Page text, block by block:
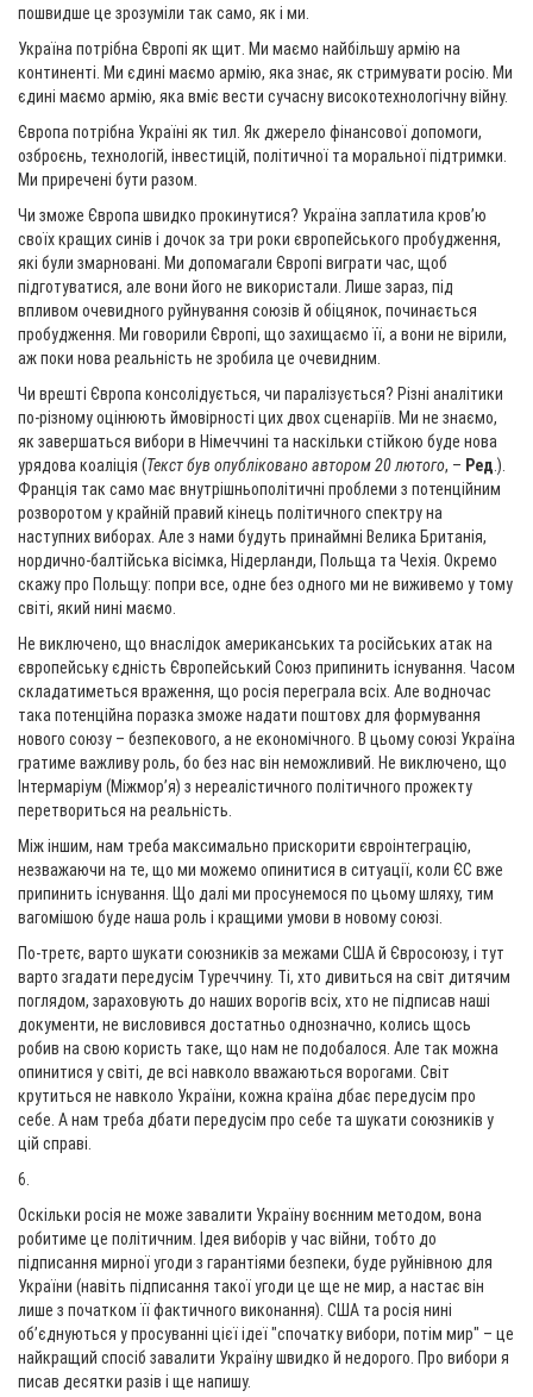
пошвидше це зрозуміли так само, як і ми.
Україна потрібна Європі як щит. Ми маємо найбільшу армію на
континенті. Ми єдині маємо армію, яка знає, як стримувати росію. Ми
єдині маємо армію, яка вміє вести сучасну високотехнологічну війну.
Європа потрібна Україні як тил. Як джерело фінансової допомоги,
озброєнь, технологій, інвестицій, політичної та моральної підтримки.
Ми приречені бути разом.
Чи зможе Європа швидко прокинутися? Україна заплатила кров’ю
своїх кращих синів і дочок за три роки європейського пробудження,
які були змарновані. Ми допомагали Європі виграти час, щоб
підготуватися, але вони його не використали. Лише зараз, під
впливом очевидного руйнування союзів й обіцянок, починається
пробудження. Ми говорили Європі, що захищаємо її, а вони не вірили,
аж поки нова реальність не зробила це очевидним.
Чи врешті Європа консолідується, чи паралізується? Різні аналітики
по-різному оцінюють ймовірності цих двох сценаріїв. Ми не знаємо,
як завершаться вибори в Німеччині та наскільки стійкою буде нова
урядова коаліція (Текст був опубліковано автором 20 лютого, – Ред .).
Франція так само має внутрішньополітичні проблеми з потенційним
розворотом у крайній правий кінець політичного спектру на
наступних виборах. Але з нами будуть принаймні Велика Британія,
нордично-балтійська вісімка, Нідерланди, Польща та Чехія. Окремо
скажу про Польщу: попри все, одне без одного ми не виживемо у тому
світі, який нині маємо.
Не виключено, що внаслідок американських та російських атак на
європейську єдність Європейський Союз припинить існування. Часом
складатиметься враження, що росія переграла всіх. Але водночас
така потенційна поразка зможе надати поштовх для формування
нового союзу – безпекового, а не економічного. В цьому союзі Україна
гратиме важливу роль, бо без нас він неможливий. Не виключено, що
Інтермаріум (Міжмор’я) з нереалістичного політичного прожекту
перетвориться на реальність.
Між іншим, нам треба максимально прискорити євроінтеграцію,
незважаючи на те, що ми можемо опинитися в ситуації, коли ЄС вже
припинить існування. Що далі ми просунемося по цьому шляху, тим
вагомішою буде наша роль і кращими умови в новому союзі.
По-третє, варто шукати союзників за межами США й Євросоюзу, і тут
варто згадати передусім Туреччину. Ті, хто дивиться на світ дитячим
поглядом, зараховують до наших ворогів всіх, хто не підписав наші
документи, не висловився достатньо однозначно, колись щось
робив на свою користь таке, що нам не подобалося. Але так можна
опинитися у світі, де всі навколо вважаються ворогами. Світ
крутиться не навколо України, кожна країна дбає передусім про
себе. А нам треба дбати передусім про себе та шукати союзників у
цій справі.
6.
Оскільки росія не може завалити Україну воєнним методом, вона
робитиме це політичним. Ідея виборів у час війни, тобто до
підписання мирної угоди з гарантіями безпеки, буде руйнівною для
України (навіть підписання такої угоди це ще не мир, а настає він
лише з початком її фактичного виконання). США та росія нині
об’єднуються у просуванні цієї ідеї "спочатку вибори, потім мир" – це
найкращий спосіб завалити Україну швидко й недорого. Про вибори я
писав десятки разів і ще напишу.